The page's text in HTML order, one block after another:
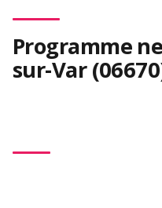
Programme
sur-Var